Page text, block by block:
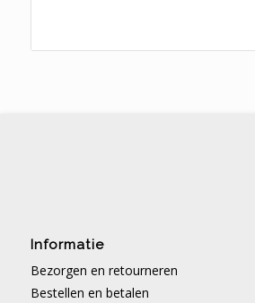
Informatie
Bezorgen en retourneren
Bestellen en betalen